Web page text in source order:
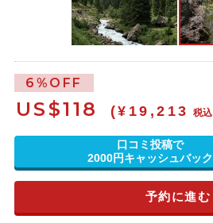
6%OFF
US$118 (¥19,213 税込
口コミ投稿で
2000円キャッシュバック
予約に進む